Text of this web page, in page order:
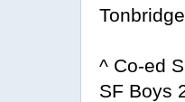
^ Co-ed
SF Boys